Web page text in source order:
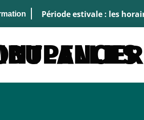
Période estivale : les
AMBULANCES